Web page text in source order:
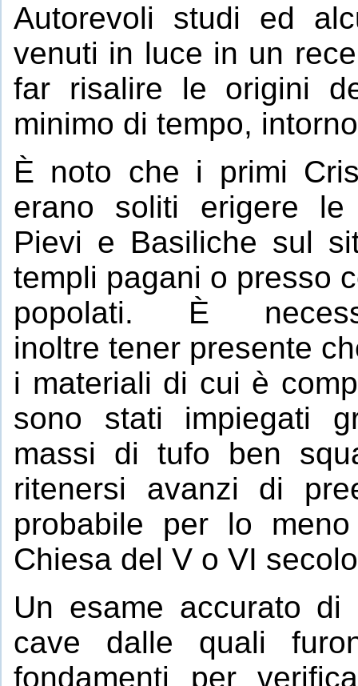
Autorevoli studi ed
venuti in luce in un
far risalire le origini
minimo di tempo,
È noto che i primi
erano soliti erigere le
Pievi e Basiliche sul
templi pagani o presso
popolati. È
inoltre tener presente
i materiali di cui è
sono stati impiegati
massi di tufo ben
ritenersi avanzi di
probabile per lo
Chiesa del V o VI
Un esame accurato
cave dalle quali
fondamenti per